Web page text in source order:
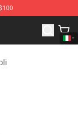
Revengers